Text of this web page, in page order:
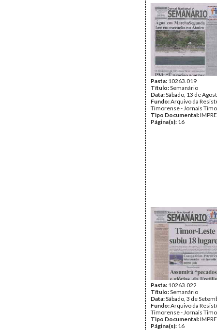
Pasta: 10263.019
Título:Semanário
Data:Sábado, 13 de
Fundo:Arquivo da
Timorense - Jornais
Tipo Documental:
Página(s): 16
Pasta: 10263.022
Título:Semanário
Data:Sábado, 3 de
Fundo:Arquivo da
Timorense - Jornais
Tipo Documental:
Página(s): 16